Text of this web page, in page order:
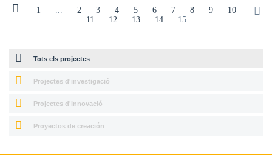
1 ... 2 3 4 5 6 7 8 9
10
11
12 13 14 15
Tots els projectes
Projectes d'investigació
Projectes d'innovació
Proyectos de creación